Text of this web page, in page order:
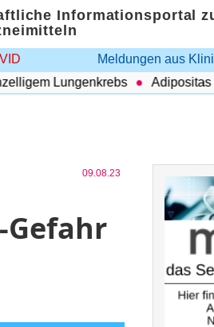
Informationsportal
Meldungen aus
Lungenkrebs Adipositas
09.08.23
Gefahr